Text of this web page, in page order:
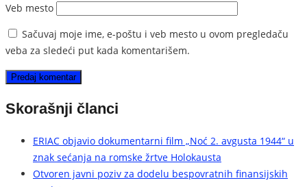
Veb mesto
Sačuvaj moje ime, e-poštu i veb mesto u ovom pregledaču
veba za sledeći put kada komentarišem.
Skorašnji članci
ERIAC objavio dokumentarni film „Noć 2. avgusta 1944“ u
znak sećanja na romske žrtve Holokausta
Otvoren javni poziv za dodelu bespovratnih finansijskih